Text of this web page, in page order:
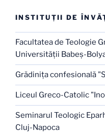
INSTITUŢII DE
Facultatea de Teologie
Universităţii Babeş-
Grădiniţa confesională
Liceul Greco-Catolic
Seminarul Teologic
Cluj-Napoca